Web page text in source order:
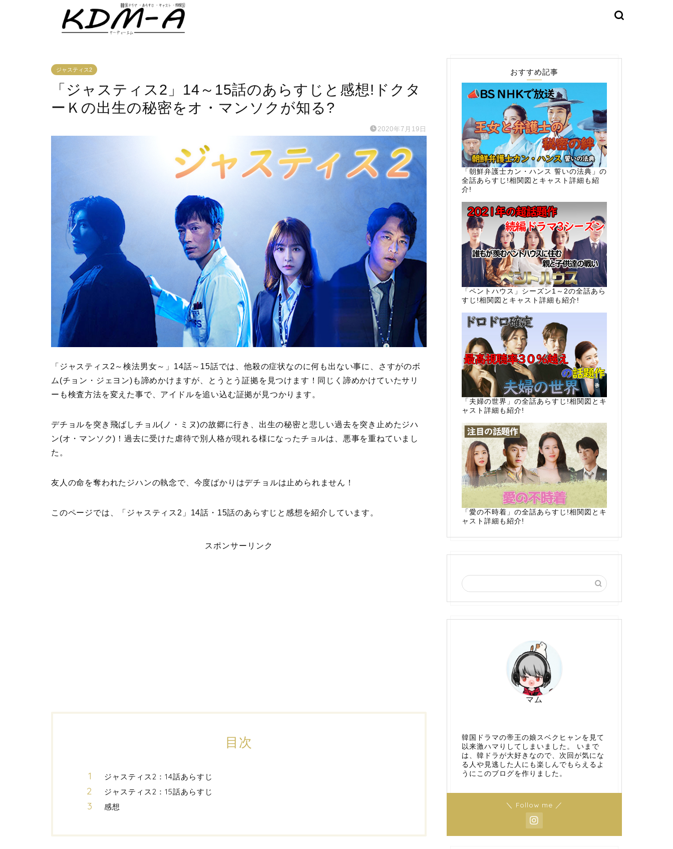
ジャスティス2
「ジャスティス2」14～15話のあらすじと感想!ドクタ
ーＫの出生の秘密をオ・マンソクが知る?
2020年7月19日
「ジャスティス2～検法男女～」14話～15話では、他殺の症状なのに何も出ない事に、さすがのボ
ム(チョン・ジェヨン)も諦めかけますが、とうとう証拠を見つけます！同じく諦めかけていたサリ
ーも検査方法を変えた事で、アイドルを追い込む証拠が見つかります。
デチョルを突き飛ばしチョル(ノ・ミヌ)の故郷に行き、出生の秘密と悲しい過去を突き止めたジハ
ン(オ・マンソク)！過去に受けた虐待で別人格が現れる様になったチョルは、悪事を重ねていまし
た。
友人の命を奪われたジハンの執念で、今度ばかりはデチョルは止められません！
このページでは、 「ジャスティス2」14話・15話のあらすじと感想を紹介 しています。
スポンサーリンク
目次
ジャスティス2：14話あらすじ
ジャスティス2：15話あらすじ
感想
おすすめ記事
「朝鮮弁護士カン・ハンス 誓いの法典」の
全話あらすじ!相関図とキャスト詳細も紹
介!
「ペントハウス」シーズン1～2の全話あら
すじ!相関図とキャスト詳細も紹介!
「夫婦の世界」の全話あらすじ!相関図とキ
ャスト詳細も紹介!
「愛の不時着」の全話あらすじ!相関図とキ
ャスト詳細も紹介!
マム
韓国ドラマの帝王の娘スベクヒャンを見て
以来激ハマりしてしまいました。 いまで
は、韓ドラが大好きなので、次回が気にな
る人や見逃した人にも楽しんでもらえるよ
うにこのブログを作りました。
＼ Follow me ／